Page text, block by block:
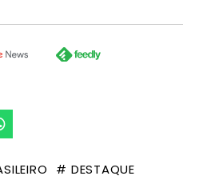
# DESTAQUE